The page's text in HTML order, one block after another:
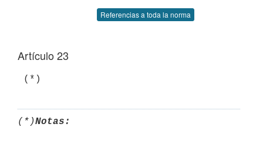
Referencias a toda la norma
Artículo 23
(*)Notas: